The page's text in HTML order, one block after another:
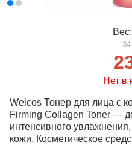
Вес:
Нет в
Welcos Тонер для лица с
Firming Collagen Toner —
интенсивного
кожи. Косметическое